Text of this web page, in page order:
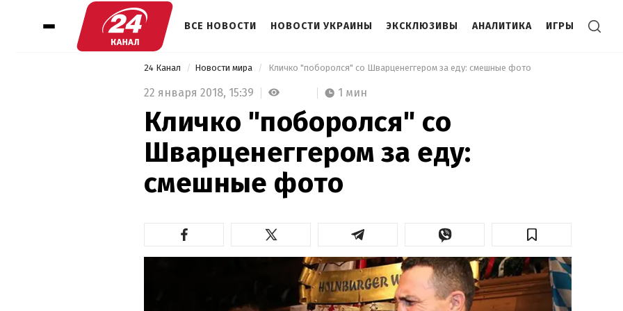
ВСЕ НОВОСТИ НОВОСТИ УКРАИНЫ ЭКСКЛЮЗИВЫ АНАЛИТИКА ИГРЫ
24 Канал Новости мира Кличко "поборолся" со Шварценеггером за еду: смешные фото
22 января 2018, 15:39 1 мин
Кличко "поборолся" со
Шварценеггером за еду:
смешные фото